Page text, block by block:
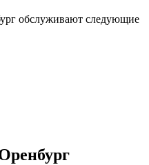
обслуживают следующие